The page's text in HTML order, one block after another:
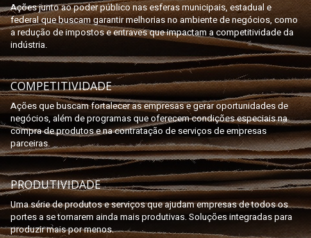
Ações junto ao poder público nas esferas municipais, estadual e
federal que buscam garantir melhorias no ambiente de negócios, como
a redução de impostos e entraves que impactam a competitividade da
indústria.
COMPETITIVIDADE
Ações que buscam fortalecer as empresas e gerar oportunidades de
negócios, além de programas que oferecem condições especiais na
compra de produtos e na contratação de serviços de empresas
parceiras.
PRODUTIVIDADE
Uma série de produtos e serviços que ajudam empresas de todos os
portes a se tornarem ainda mais produtivas. Soluções integradas para
produzir mais por menos.